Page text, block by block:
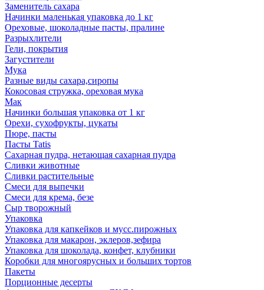
Заменитель сахара
Начинки маленькая упаковка до 1 кг
Ореховые, шоколадные пасты, пралине
Разрыхлители
Гели, покрытия
Загустители
Мука
Разные виды сахара,сиропы
Кокосовая стружка, ореховая мука
Мак
Начинки большая упаковка от 1 кг
Орехи, сухофрукты, цукаты
Пюре, пасты
Пасты Tatis
Сахарная пудра, нетающая сахарная пудра
Сливки животные
Сливки растительные
Смеси для выпечки
Смеси для крема, безе
Сыр творожный
Упаковка
Упаковка для капкейков и мусс.пирожных
Упаковка для макарон, эклеров,зефира
Упаковка для шоколада, конфет, клубники
Коробки для многоярусных и больших тортов
Пакеты
Порционные десерты